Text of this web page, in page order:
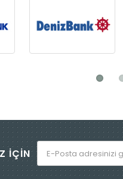
İÇİN